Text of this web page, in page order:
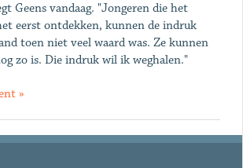
Geens vandaag. "Jongeren die het
eerst ontdekken, kunnen de indruk
toen niet veel waard was. Ze kunnen
zo is. Die indruk wil ik weghalen."
»